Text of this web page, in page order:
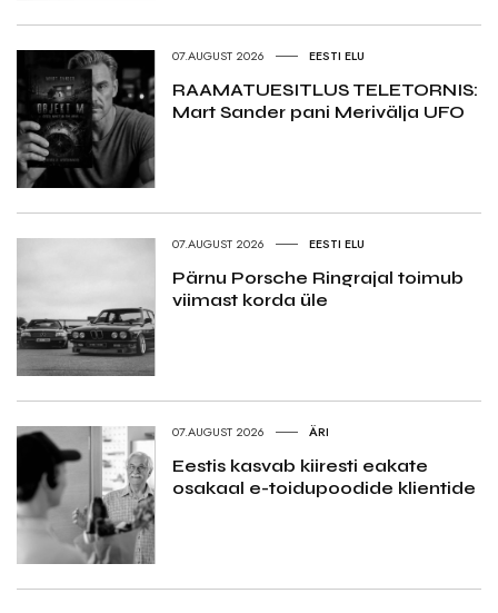
07.AUGUST 2026 EESTI ELU
RAAMATUESITLUS TELETORNIS:
Mart Sander pani Merivälja UFO
07.AUGUST 2026 EESTI ELU
Pärnu Porsche Ringrajal toimub
viimast korda üle
07.AUGUST 2026 ÄRI
Eestis kasvab kiiresti eakate
osakaal e-toidupoodide klientide